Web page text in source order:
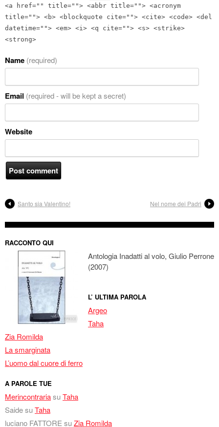
<a href="" title=""> <abbr title=""> <acronym
title=""> <b> <blockquote cite=""> <cite> <code> <del
datetime=""> <em> <i> <q cite=""> <s> <strike>
<strong>
Name (required)
Email (required - will be kept a secret)
Website
Santo sia Valentino! Nel nome dei Padri
RACCONTO QUI
Antologia Inadatti al volo, Giulio Perrone
(2007)
L’ ULTIMA PAROLA
Argeo
Taha
Zia Romilda
La smarginata
L’uomo dal cuore di ferro
A PAROLE TUE
MerincontrariasuTaha
SaidesuTaha
luciano FATTORE suZia Romilda